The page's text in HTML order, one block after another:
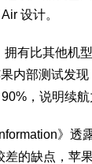
设计。
有比其他机
内部测试发
，说明续航
》透
差的缺点，苹